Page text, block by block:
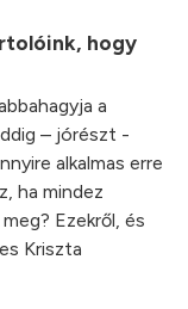
hogy
a
– jórészt -
alkalmas erre
ha mindez
Ezekről, és
Kriszta